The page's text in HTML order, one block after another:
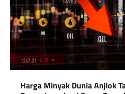
Harga Minyak Dunia Anjlok